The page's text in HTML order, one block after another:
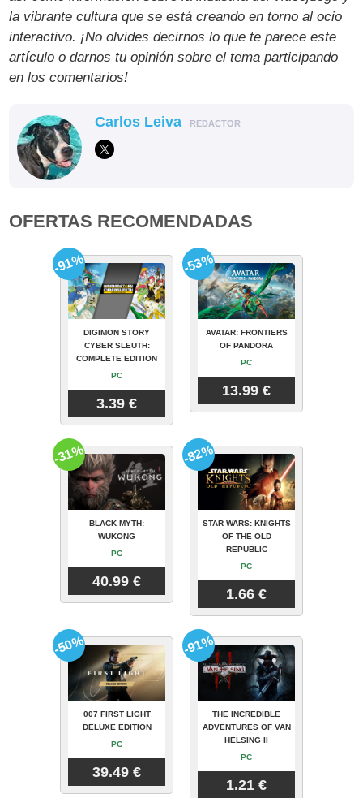
la vibrante cultura que se está creando en torno al ocio
interactivo. ¡No olvides decirnos lo que te parece este
artículo o darnos tu opinión sobre el tema participando
en los comentarios!
Carlos Leiva REDACTOR
OFERTAS RECOMENDADAS
DIGIMON STORY
CYBER SLEUTH:
COMPLETE EDITION
PC
3.39 €
-91%
AVATAR: FRONTIERS
OF PANDORA
PC
13.99 €
-53%
BLACK MYTH:
WUKONG
PC
40.99 €
-31%
STAR WARS: KNIGHTS
OF THE OLD
REPUBLIC
PC
1.66 €
-82%
007 FIRST LIGHT
DELUXE EDITION
PC
39.49 €
-50%
THE INCREDIBLE
ADVENTURES OF VAN
HELSING II
PC
1.21 €
-91%